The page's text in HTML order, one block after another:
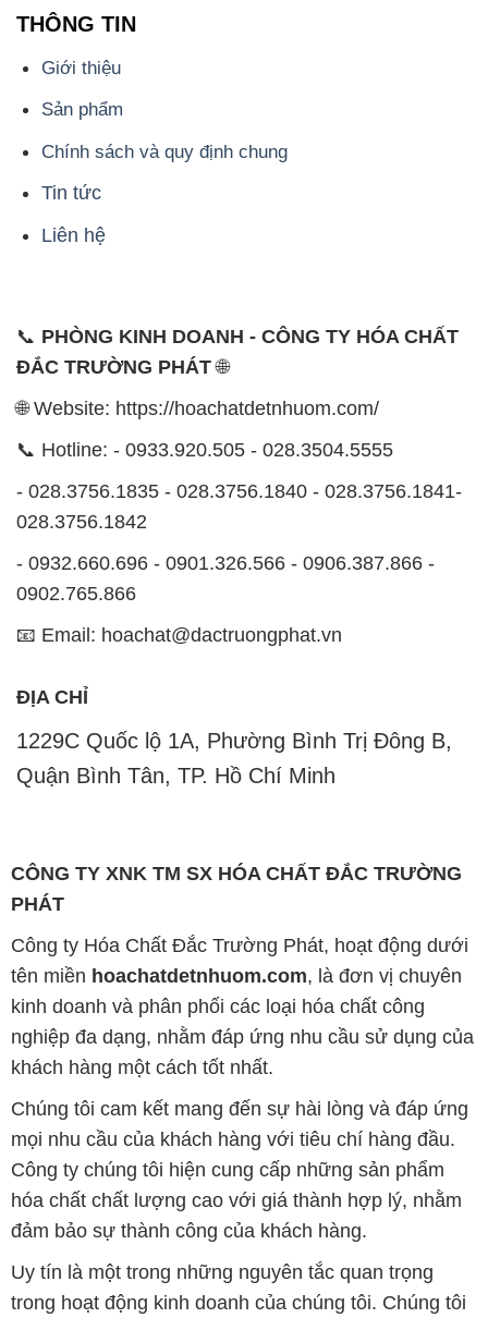
THÔNG TIN
Giới thiệu
Sản phẩm
Chính sách và quy định chung
Tin tức
Liên hệ
📞 PHÒNG KINH DOANH - CÔNG TY HÓA CHẤT
ĐẮC TRƯỜNG PHÁT🌐
🌐 Website: https://hoachatdetnhuom.com/
📞 Hotline: - 0933.920.505 - 028.3504.5555
- 028.3756.1835 - 028.3756.1840 - 028.3756.1841-
028.3756.1842
- 0932.660.696 - 0901.326.566 - 0906.387.866 -
0902.765.866
📧 Email: hoachat@dactruongphat.vn
ĐỊA CHỈ
1229C Quốc lộ 1A, Phường Bình Trị Đông B,
Quận Bình Tân, TP. Hồ Chí Minh
CÔNG TY XNK TM SX HÓA CHẤT ĐẮC TRƯỜNG
PHÁT
Công ty Hóa Chất Đắc Trường Phát, hoạt động dưới
tên miền hoachatdetnhuom.com, là đơn vị chuyên
kinh doanh và phân phối các loại hóa chất công
nghiệp đa dạng, nhằm đáp ứng nhu cầu sử dụng của
khách hàng một cách tốt nhất.
Chúng tôi cam kết mang đến sự hài lòng và đáp ứng
mọi nhu cầu của khách hàng với tiêu chí hàng đầu.
Công ty chúng tôi hiện cung cấp những sản phẩm
hóa chất chất lượng cao với giá thành hợp lý, nhằm
đảm bảo sự thành công của khách hàng.
Uy tín là một trong những nguyên tắc quan trọng
trong hoạt động kinh doanh của chúng tôi. Chúng tôi